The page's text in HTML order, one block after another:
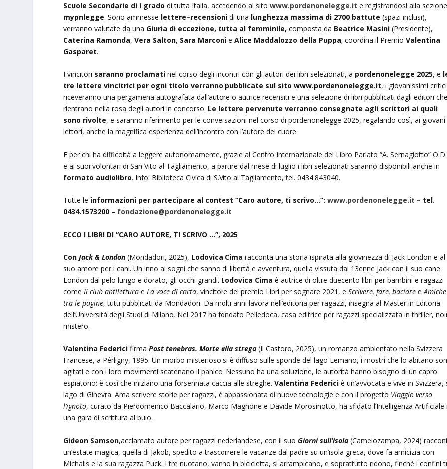
Scuole Secondarie di I grado di tutta Italia, accedendo al sitowww.pordenonelegge.it e registrandosi alla sezione
mypnlegge. Sono ammesse lettere–recensioni di una lunghezza massima di 2700 battute(spazi inclusi),
verranno valutate da una Giuria di eccezione, tutta al femminile, composta da Beatrice Masini (Presidente),
Caterina Ramonda,Vera Salton, Sara Marconi eAlice Maddalozzo della Puppa; coordina il PremioValentina
Gasparet.
I vincitori saranno proclamati nel corso degli incontri con gli autori dei libri selezionati, a pordenonelegge 2025, e
tre lettere vincitrici per ogni titolo verranno pubblicate sul sito www.pordenonelegge.it, i giovanissimi critici
riceveranno una pergamena autografata dall’autore o autrice recensiti e una selezione di libri pubblicati dagli editori che
rientrano nella rosa degli autori in concorso. Le lettere pervenute verranno consegnate agli scrittori ai quali
sono rivolte, e saranno riferimento per le conversazioni nel corso di pordenonelegge 2025, regalando così, ai giovani
lettori, anche la magnifica esperienza dell’incontro con l’autore del cuore.
E per chi ha difficoltà a leggere autonomamente, grazie al Centro Internazionale del Libro Parlato “A. Sernagiotto”
e ai suoi volontari di San Vito al Tagliamento, a partire dal mese di luglio i libri selezionati saranno disponibili anche in
formato audiolibro. Info: Biblioteca Civica di S.Vito al Tagliamento, tel. 0434.843040.
Tutte le informazioni per partecipare al contest “Caro autore, ti scrivo…”:www.pordenonelegge.it – tel.
0434.1573200 – fondazione@pordenonelegge.it
ECCO I LIBRI DI “CARO AUTORE, TI SCRIVO …”, 2025
ConJack & London (Mondadori, 2025), Lodovica Cimaracconta una storia ispirata alla giovinezza di Jack London e al
suo amore per i cani. Un inno ai sogni che sanno di libertà e avventura, quella vissuta dal 13enne Jack con il suo cane
London dal pelo lungo e dorato, gli occhi grandi. Lodovica Cimaè autrice di oltre duecento libri per bambini e ragazzi
come Il club antilettura eLa voce di carta, vincitore del premio Libri per sognare 2021, eScrivere, fare, baciare eAmiche
tra le pagine, tutti pubblicati da Mondadori. Da molti anni lavora nell’editoria per ragazzi, insegna al Master in Editoria
dell’Università degli Studi di Milano. Nel 2017 ha fondato Pelledoca, casa editrice per ragazzi specializzata in thriller,
mistero.
Valentina Federicifirma Post tenebras. Morte alla strega (Il Castoro, 2025), un romanzo ambientato nella Svizzera
Francese, a Pérligny, 1895. Un morbo misterioso si è diffuso sulle sponde del lago Lemano, i mostri che lo abitano
agitati e con i loro movimenti scatenano il panico. Nessuno ha una soluzione, le autorità hanno bisogno di un capro
espiatorio: è così che iniziano una forsennata caccia alle streghe.Valentina Federici è un’avvocata e vive in Svizzera,
lago di Ginevra. Ama scrivere storie per ragazzi, è appassionata di nuove tecnologie e con il progetto Viaggio verso
l’ignoto, curato da Pierdomenico Baccalario, Marco Magnone e Davide Morosinotto, ha sfidato l’Intelligenza Artificiale
una gara di scrittura al buio.
Gideon Samson,acclamato autore per ragazzi nederlandese, con il suoGiorni sull’isola (Camelozampa, 2024)
un’estate magica, quella di Jakob, spedito a trascorrere le vacanze dal padre su un’isola greca, dove fa amicizia con
Michalis e la sua ragazza Puck. I tre nuotano, vanno in bicicletta, si arrampicano, e soprattutto ridono, finché i confini